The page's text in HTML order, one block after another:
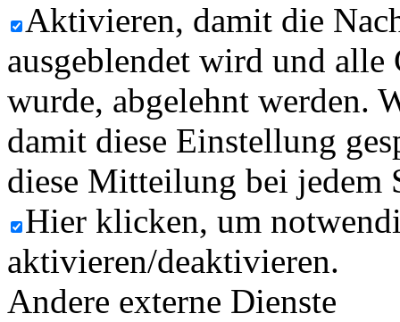
Aktivieren, damit die
ausgeblendet wird und
wurde, abgelehnt werden.
damit diese Einstellung
diese Mitteilung bei jedem
Hier klicken, um
aktivieren/deaktivieren.
Andere externe Dienste